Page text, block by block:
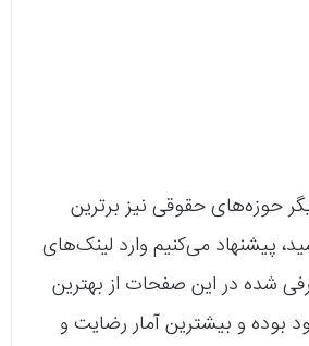
حوزه‌های حقوقی نیز برترین
پیشنهاد می‌کنیم وارد لینک‌های
شده در این صفحات از بهترین‌
بوده و بیشترین آمار رضایت و